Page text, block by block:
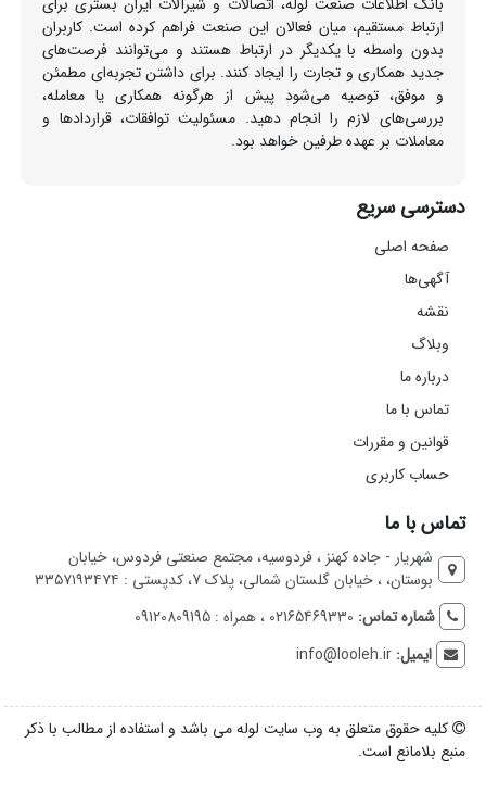
ارتباط مستقیم، میان فعالان این صنعت فراهم کرده است. کاربران
بدون واسطه با یکدیگر در ارتباط هستند و می‌توانند فرصت‌های
جدید همکاری و تجارت را ایجاد کنند. برای داشتن تجربه‌ای مطمئن
و موفق، توصیه می‌شود پیش از هرگونه همکاری یا معامله،
بررسی‌های لازم را انجام دهید. مسئولیت توافقات، قراردادها و
معاملات بر عهده طرفین خواهد بود.
دسترسی سریع
صفحه اصلی
آگهی‌ها
نقشه
وبلاگ
درباره ما
تماس با ما
قوانین و مقررات
حساب کاربری
تماس با ما
شهریار - جاده کهنز ، فردوسیه، مجتمع صنعتی فردوس، خیابان
بوستان، ، خیابان گلستان شمالی، پلاک 7، کدپستی : ۳۳۵۷۱۹۳۴۷۴
شماره تماس: 02165469330 ، همراه : 09120809195
ایمیل:info@looleh.ir
کلیه حقوق متعلق به وب سایت لوله می باشد و استفاده از مطالب با ذکر
منبع بلامانع است.